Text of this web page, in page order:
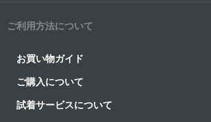
ご利用方法について
お買い物ガイド
ご購入について
試着サービスについて